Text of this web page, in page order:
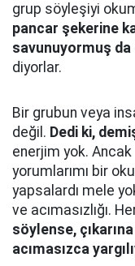
grup söyleşiyi
pancar şekerine
savunuyormuş
diyorlar.
Bir grubun veya
değil. Dedi ki,
enerjim yok.
yorumlarımı bir
yapsalardı mele
ve acımasızlığı.
söylense,
acımasızca